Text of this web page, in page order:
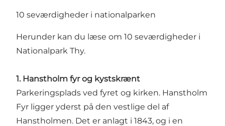
10 seværdigheder i nationalparken
Herunder kan du læse om 10 seværdigheder i
Nationalpark Thy.
1. Hanstholm fyr og kystskrænt
Parkeringsplads ved fyret og kirken. Hanstholm
Fyr ligger yderst på den vestlige del af
Hanstholmen. Det er anlagt i 1843, og i en